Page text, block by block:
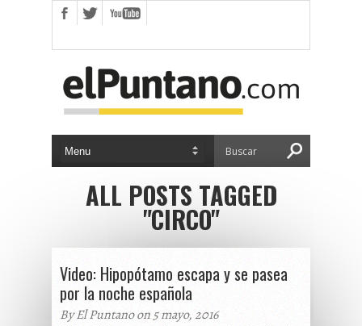
ALL POSTS TAGGED
"CIRCO"
Video: Hipopótamo escapa y se pasea
por la noche española
By El Puntano on 5 mayo, 2016